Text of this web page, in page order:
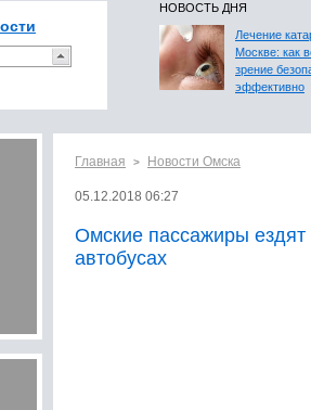
НОВОСТЬ ДНЯ
Лечение
Москве: как
зрение
эффективно
Главная > Новости Омска
05.12.2018 06:27
Омские пассажиры
автобусах